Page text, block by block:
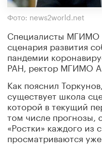
Фото: news2world.net
Специалисты МГИМО
сценария развития
пандемии
РАН, ректор МГИМО
Как пояснил
существует школа
которой в текущий
том числе прогнозы,
«Ростки» каждого из
просматриваются